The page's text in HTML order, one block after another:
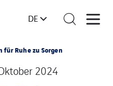
DE
für Ruhe zu Sorgen
2024